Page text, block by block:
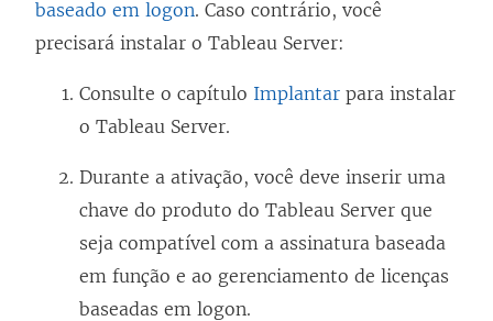
baseado em logon. Caso contrário, você
precisará instalar o Tableau Server:
Consulte o capítulo Implantar para instalar
o Tableau Server.
Durante a ativação, você deve inserir uma
chave do produto do Tableau Server que
seja compatível com a assinatura baseada
em função e ao gerenciamento de licenças
baseadas em logon.